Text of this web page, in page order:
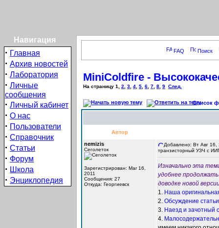
Навигация
· Главная
· Архив новостей
· Лаборатория
· Личные
сообщения
· Личный кабинет
· О нас
· Пользователи
· Справочник
· Статьи
· Форум
· Школа
· Энциклопедия
FAQ Поиск
MiniColdfire -
На страницу 1 2 3 4 5 6 7 8 9 След.
Список
Автор
nemizis
Сеголеток
Зарегистрирован: Mar 16,
2011
Сообщения: 27
Откуда: Георгиевск
Добавлено: Вт Авг 16,
транзисторный УЗЧ с
Изначально эта
удобнее
доводке новой
1. Наша
2. Обсуждение
3. Наезд и зачотный
4.